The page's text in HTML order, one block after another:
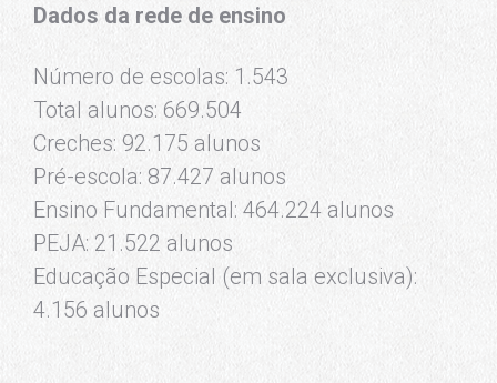
Dados da rede de ensino
Número de escolas: 1.543
Total alunos: 669.504
Creches: 92.175 alunos
Pré-escola: 87.427 alunos
Ensino Fundamental: 464.224 alunos
PEJA: 21.522 alunos
Educação Especial (em sala exclusiva):
4.156 alunos